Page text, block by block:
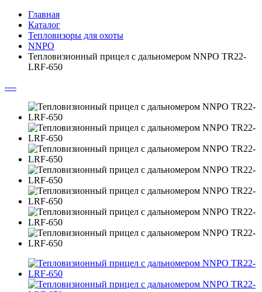
Главная
Каталог
Тепловизоры для охоты
NNPO
Тепловизионный прицел с дальномером NNPO TR22-
LRF-650
----